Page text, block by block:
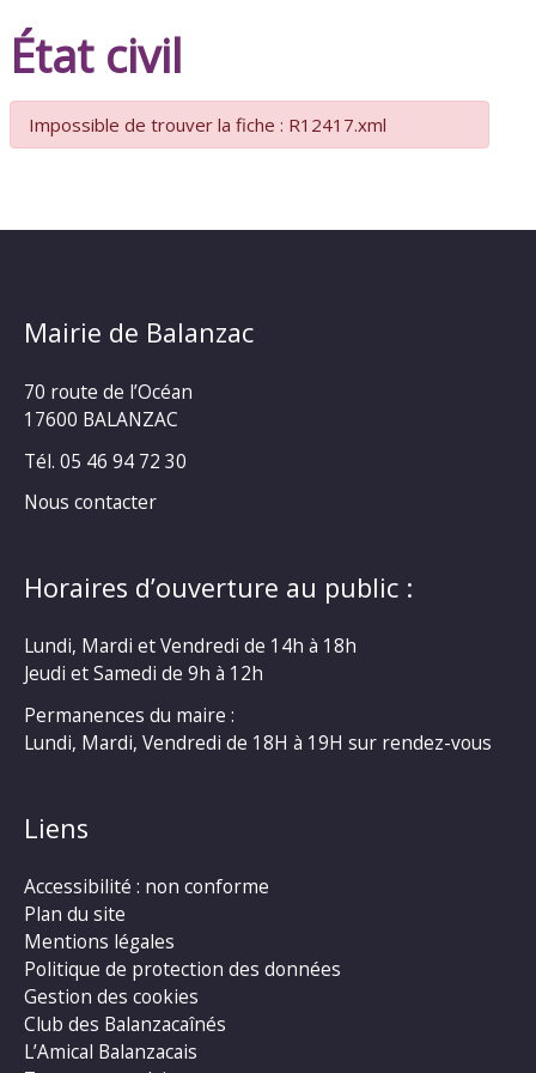
État civil
Impossible de trouver la fiche : R12417.xml
Mairie de Balanzac
70 route de l’Océan
17600 BALANZAC
Tél. 05 46 94 72 30
Nous contacter
Horaires d’ouverture au public :
Lundi, Mardi et Vendredi de 14h à 18h
Jeudi et Samedi de 9h à 12h
Permanences du maire :
Lundi, Mardi, Vendredi de 18H à 19H sur rendez-vous
Liens
Accessibilité : non conforme
Plan du site
Mentions légales
Politique de protection des données
Gestion des cookies
Club des Balanzacaînés
L’Amical Balanzacais